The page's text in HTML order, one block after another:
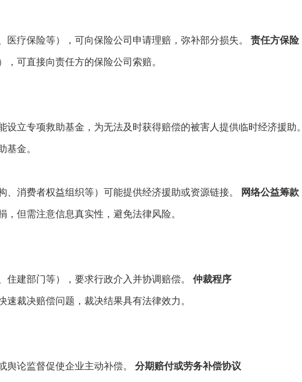
疗保险等），可向保险公司申请理赔，弥补部分损失。 责任方保险
可直接向责任方的保险公司索赔。
立专项救助基金，为无法及时获得赔偿的被害人提供临时经济援助。
基金。
消费者权益组织等）可能提供经济援助或资源链接。 网络公益筹款
但需注意信息真实性，避免法律风险。
住建部门等），要求行政介入并协调赔偿。 仲裁程序
裁决赔偿问题，裁决结果具有法律效力。
舆论监督促使企业主动补偿。 分期赔付或劳务补偿协议